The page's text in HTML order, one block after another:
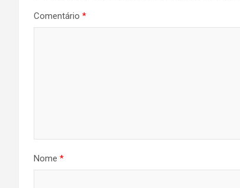
Comentário *
Nome *